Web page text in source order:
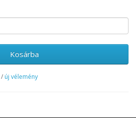
Kosárba
/ új vélemény